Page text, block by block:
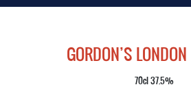
GORDON’S
70cl 37.5%